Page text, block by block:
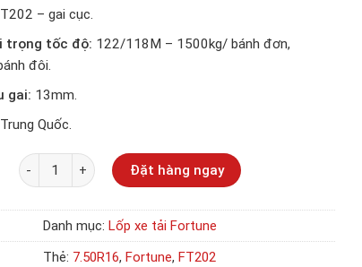
– gai cục.
trọng tốc độ: 122/118M – 1500kg/ bánh đơn,
đôi.
gai: 13mm.
Trung Quốc.
Số lượng
Đặt hàng ngay
Danh mục: Lốp xe tải Fortune
Thẻ: 7.50R16, Fortune, FT202